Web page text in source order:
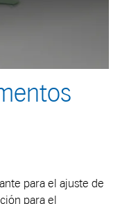
para el ajuste de
para el